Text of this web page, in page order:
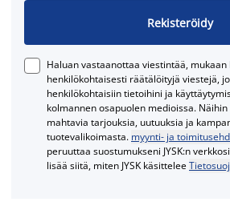
Rekisteröidy
Haluan vastaanottaa viestintää, mukaan
henkilökohtaisesti räätälöityjä viestejä,
henkilökohtaisiin tietoihini ja
kolmannen osapuolen medioissa.
mahtavia tarjouksia, uutuuksia ja
tuotevalikoimasta. myynti- ja
peruuttaa suostumukseni JYSK:n
lisää siitä, miten JYSK käsittelee